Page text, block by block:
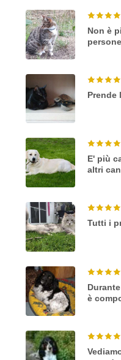
Non è
persone
Prende
E' più
altri
Tutti i
è